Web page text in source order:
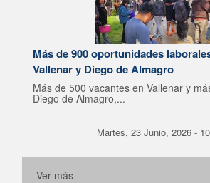
Más de 900 oportunidades
Vallenar y Diego de Almagro
Más de 500 vacantes en Vallenar y
Diego de Almagro,...
Martes, 23 Junio, 2026 -
Ver más